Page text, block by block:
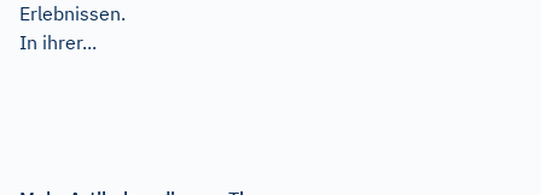
Erlebnissen.
In ihrer...